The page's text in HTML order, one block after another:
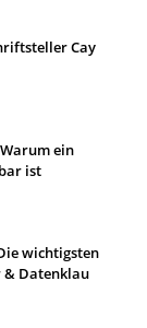
Cay
ein
ist
wichtigsten
& Datenklau